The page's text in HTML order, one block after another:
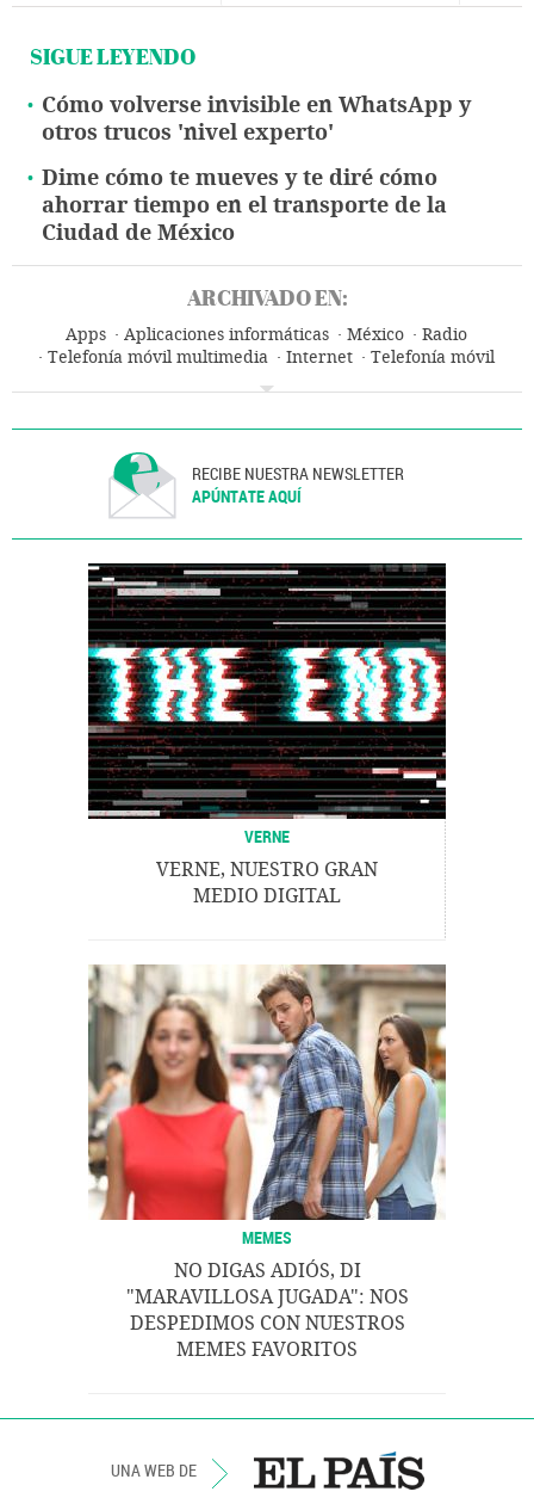
SIGUE LEYENDO
Cómo volverse invisible en WhatsApp y
otros trucos 'nivel experto'
Dime cómo te mueves y te diré cómo
ahorrar tiempo en el transporte de la
Ciudad de México
ARCHIVADO EN:
Apps Aplicaciones informáticas México
Radio
Telefonía móvil multimedia
Internet
Telefonía móvil
RECIBE NUESTRA NEWSLETTER
APÚNTATE AQUÍ
VERNE
VERNE, NUESTRO GRAN
MEDIO DIGITAL
MEMES
NO DIGAS ADIÓS, DI
"MARAVILLOSA JUGADA": NOS
DESPEDIMOS CON NUESTROS
MEMES FAVORITOS
UNA WEB DE